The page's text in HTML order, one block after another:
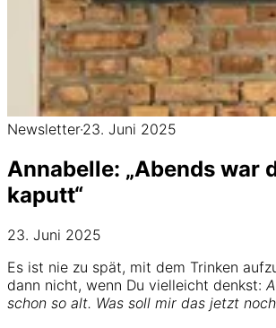
Newsletter·23. Juni 2025
Annabelle: „Abends war
kaputt“
23. Juni 2025
Es ist nie zu spät, mit dem Trinken
dann nicht, wenn Du vielleicht denkst:
schon so alt. Was soll mir das jetzt